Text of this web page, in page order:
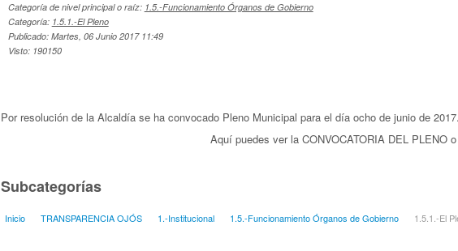
Categoría de nivel principal o raíz: 1.5.-Funcionamiento Órganos de Gobierno
Categoría: 1.5.1.-El Pleno
Publicado: Martes, 06 Junio 2017 11:49
Visto: 190150
Por resolución de la Alcaldía se ha convocado Pleno Municipal para el día ocho de junio de
Aquí puedes ver la CONVOCATORIA DEL PLENO
Subcategorías
Inicio TRANSPARENCIA OJÓS 1.-Institucional 1.5.-Funcionamiento Órganos de Gobierno 1.5.1.-El